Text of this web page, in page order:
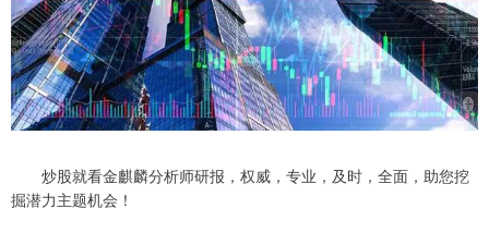
炒股就看金麒麟分析师研报，权威，专业，及时，全面，助您挖
掘潜力主题机会！